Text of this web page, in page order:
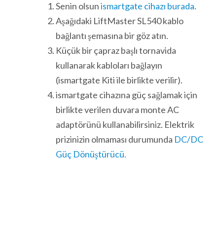
Senin olsunismartgate cihazı burada.
Aşağıdaki LiftMaster SL540 kablo
bağlantı şemasına bir göz atın.
Küçük bir çapraz başlı tornavida
kullanarak kabloları bağlayın
(ismartgate Kiti ile birlikte verilir).
ismartgate cihazına güç sağlamak için
birlikte verilen duvara monte AC
adaptörünü kullanabilirsiniz. Elektrik
prizinizin olmaması durumunda DC/DC
Güç Dönüştürücü.